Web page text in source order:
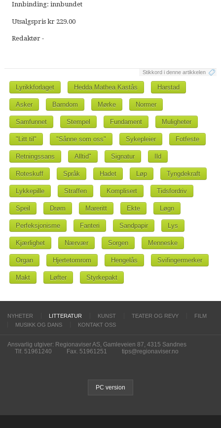
Innbinding: innbundet
Utsalgspris kr 229.00
Redaktør -
Stikkord i denne artikkelen
Lyrikkforlaget Hedda Mathea Kastås Harstad
Asker Barndom Mørke Normer
Samfunnet Stempel Fundament Muligheter
"Litt til" "Sånne som oss" Sykepleier Fotfeste
Retningssans Alltid" Signatur Ild
Roteskuff Språk Hadet Løp Tyngdekraft
Lykkepille Straffen Komplisert Tidsfordriv
Speil Drøm Mareritt Ekte Løgn
Perfeksjonisme Fanteri Sandpapir Lys
Kjærlighet Nærvær Sorgen Menneske
Organ Hjertetomrom Hengelås Svifingermerker
Makt Løfter Styrkepakt
NYHETER LITTERATUR KUNST TEATER OG REVY
FILM
MUSIKK OG DANS
KONTAKT OSS
Ansvarlig utgiver: Regionaviser AS, Gamleveien 87, 4315 Sandnes
Tlf. 51961240
Fax. 51961251 tips@regionaviser.no
PC version